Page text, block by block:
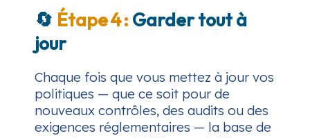
🔄 Étape 4 : Garder tout à
jour
Chaque fois que vous mettez à jour vos
politiques — que ce soit pour de
nouveaux contrôles, des audits ou des
exigences réglementaires — la base de